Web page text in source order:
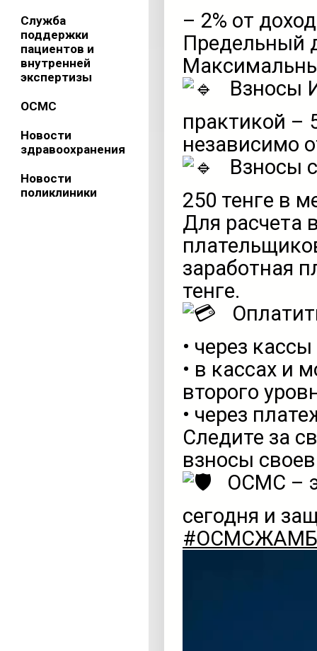
Служба
поддержки
пациентов и
внутренней
экспертизы
ОСМС
Новости
здравоохранения
Новости
поликлиники
– 2% от
Предельный
Взносы
практикой –
независимо
Взносы
250 тенге в
Для расчета
заработная
тенге.
• через
• в кассах и
второго
• через
Следите за
взносы
ОСМС –
сегодня и